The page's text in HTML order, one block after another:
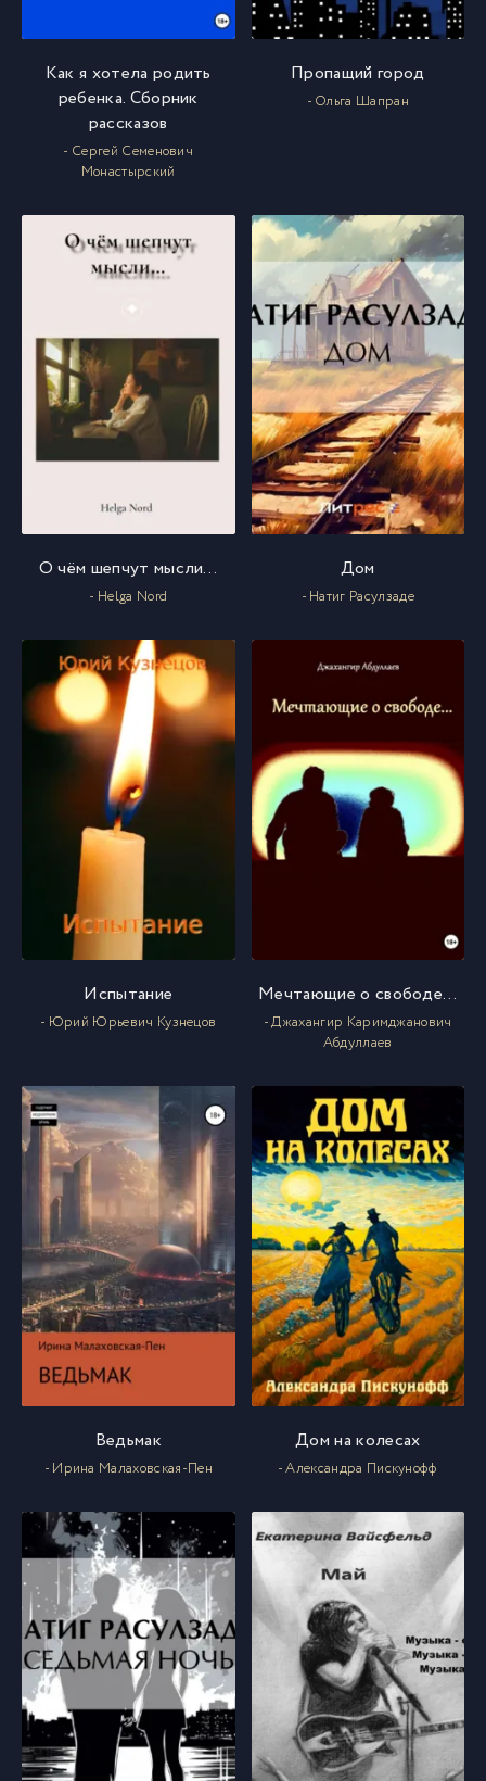
Как я хотела родить
ребенка. Сборник
рассказов
- Сергей Семенович
Монастырский
Пропащий город
- Ольга Шапран
О чём шепчут мысли…
- Helga Nord
Дом
- Натиг Расулзаде
Испытание
- Юрий Юрьевич Кузнецов
Мечтающие о свободе…
- Джахангир Каримджанович
Абдуллаев
Ведьмак
- Ирина Малаховская-Пен
Дом на колесах
- Александра Пискунофф